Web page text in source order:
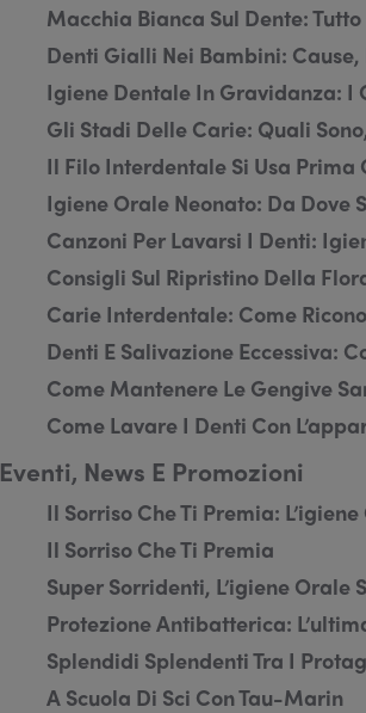
Macchia Bianca Sul Dente:
Denti Gialli Nei Bambini: Cause,
Igiene Dentale In Gravidanza: I
Gli Stadi Delle Carie: Quali
Il Filo Interdentale Si Usa Prima
Igiene Orale Neonato: Da Dove
Canzoni Per Lavarsi I Denti:
Consigli Sul Ripristino Della
Carie Interdentale: Come
Denti E Salivazione Eccessiva:
Come Mantenere Le Gengive
Come Lavare I Denti Con
Eventi, News E Promozioni
Il Sorriso Che Ti Premia:
Il Sorriso Che Ti Premia
Super Sorridenti, L’igiene Orale
Protezione Antibatterica:
Splendidi Splendenti Tra I
A Scuola Di Sci Con Tau-Marin